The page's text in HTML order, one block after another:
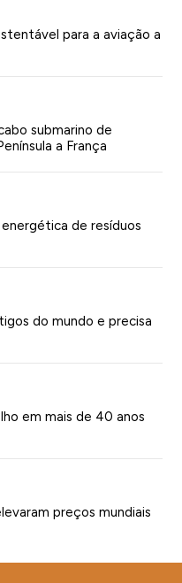
para a aviação a
submarino de
a França
de resíduos
do mundo e precisa
em mais de 40 anos
preços mundiais